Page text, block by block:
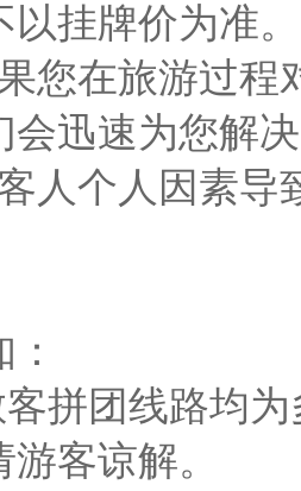
挂牌价为准。
果您在旅游过
会迅速为您解
客人个人因素
客拼团线路均
客谅解。